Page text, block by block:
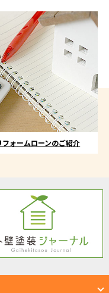
フォームローンのご紹介